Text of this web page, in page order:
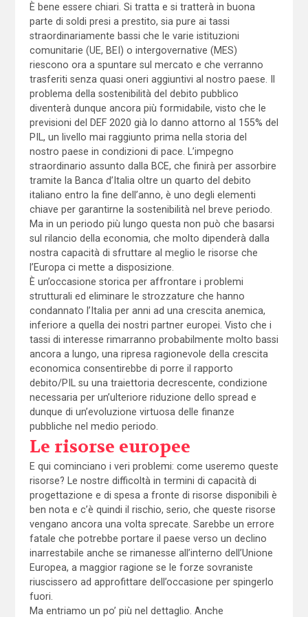
È bene essere chiari. Si tratta e si tratterà in buona
parte di soldi presi a prestito, sia pure ai tassi
straordinariamente bassi che le varie istituzioni
comunitarie (UE, BEI) o intergovernative (MES)
riescono ora a spuntare sul mercato e che verranno
trasferiti senza quasi oneri aggiuntivi al nostro paese. Il
problema della sostenibilità del debito pubblico
diventerà dunque ancora più formidabile, visto che le
previsioni del DEF 2020 già lo danno attorno al 155% del
PIL, un livello mai raggiunto prima nella storia del
nostro paese in condizioni di pace. L’impegno
straordinario assunto dalla BCE, che finirà per assorbire
tramite la Banca d’Italia oltre un quarto del debito
italiano entro la fine dell’anno, è uno degli elementi
chiave per garantirne la sostenibilità nel breve periodo.
Ma in un periodo più lungo questa non può che basarsi
sul rilancio della economia, che molto dipenderà dalla
nostra capacità di sfruttare al meglio le risorse che
l’Europa ci mette a disposizione.
È un’occasione storica per affrontare i problemi
strutturali ed eliminare le strozzature che hanno
condannato l’Italia per anni ad una crescita anemica,
inferiore a quella dei nostri partner europei. Visto che i
tassi di interesse rimarranno probabilmente molto bassi
ancora a lungo, una ripresa ragionevole della crescita
economica consentirebbe di porre il rapporto
debito/PIL su una traiettoria decrescente, condizione
necessaria per un’ulteriore riduzione dello spread e
dunque di un’evoluzione virtuosa delle finanze
pubbliche nel medio periodo.
Le risorse europee
E qui cominciano i veri problemi: come useremo queste
risorse? Le nostre difficoltà in termini di capacità di
progettazione e di spesa a fronte di risorse disponibili è
ben nota e c’è quindi il rischio, serio, che queste risorse
vengano ancora una volta sprecate. Sarebbe un errore
fatale che potrebbe portare il paese verso un declino
inarrestabile anche se rimanesse all’interno dell’Unione
Europea, a maggior ragione se le forze sovraniste
riuscissero ad approfittare dell’occasione per spingerlo
fuori.
Ma entriamo un po’ più nel dettaglio. Anche